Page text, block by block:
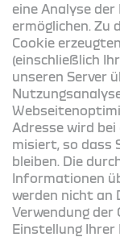
eine Analyse
ermöglichen. Zu
Cookie
(einschließlich
unseren Server
Adresse wird
mi­siert, so dass
bleiben. Die
Informationen
werden nicht an
Verwendung der
Einstellung Ihrer